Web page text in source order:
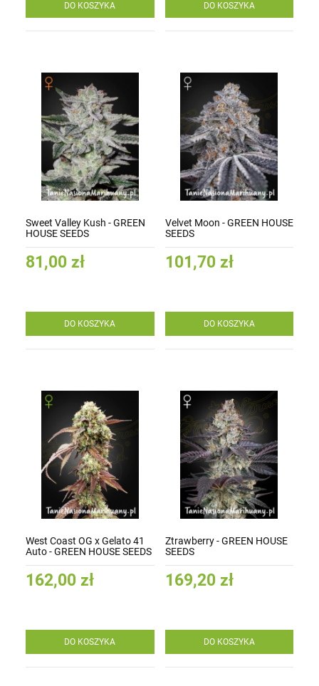
DO KOSZYKA DO KOSZYKA
Sweet Valley Kush - GREEN
HOUSE SEEDS
81,00 zł
DO KOSZYKA
Velvet Moon - GREEN HOUSE
SEEDS
101,70 zł
DO KOSZYKA
West Coast OG x Gelato 41
Auto - GREEN HOUSE SEEDS
162,00 zł
DO KOSZYKA
Ztrawberry - GREEN HOUSE
SEEDS
169,20 zł
DO KOSZYKA